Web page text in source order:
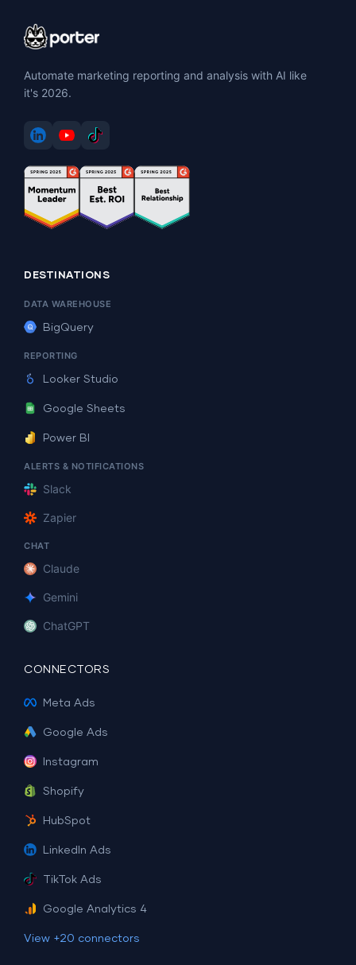
Automate marketing reporting and analysis with AI like
it's 2026.
DESTINATIONS
DATA WAREHOUSE
BigQuery
REPORTING
Looker Studio
Google Sheets
Power BI
ALERTS & NOTIFICATIONS
Slack
Zapier
CHAT
Claude
Gemini
ChatGPT
CONNECTORS
Meta Ads
Google Ads
Instagram
Shopify
HubSpot
LinkedIn Ads
TikTok Ads
Google Analytics 4
View +20 connectors